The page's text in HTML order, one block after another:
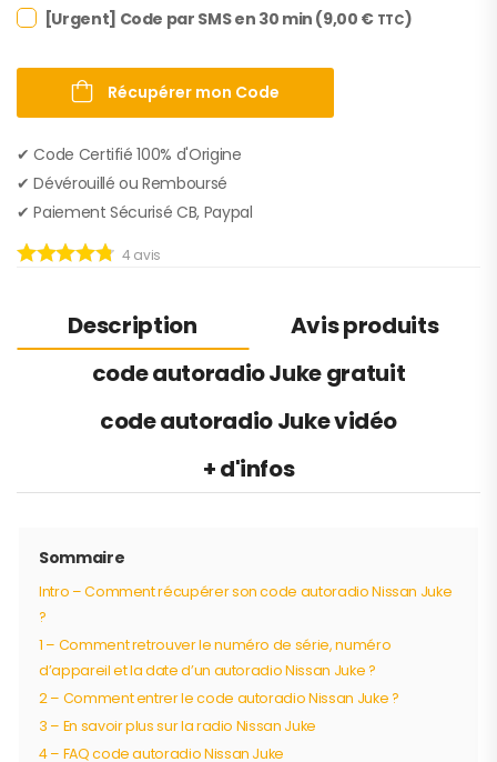
[Urgent] Code par SMS en 30 min (9,00 € TTC)
Récupérer mon Code
✔︎ Code Certifié 100% d'Origine
✔︎ Dévérouillé ou Remboursé
✔︎ Paiement Sécurisé CB, Paypal
4 avis
Description
Avis produits
code autoradio Juke gratuit
code autoradio Juke vidéo
+ d'infos
Sommaire
Intro – Comment récupérer son code autoradio Nissan Juke
?
1 – Comment retrouver le numéro de série, numéro
d’appareil et la date d’un autoradio Nissan Juke ?
2 – Comment entrer le code autoradio Nissan Juke ?
3 – En savoir plus sur la radio Nissan Juke
4 – FAQ code autoradio Nissan Juke